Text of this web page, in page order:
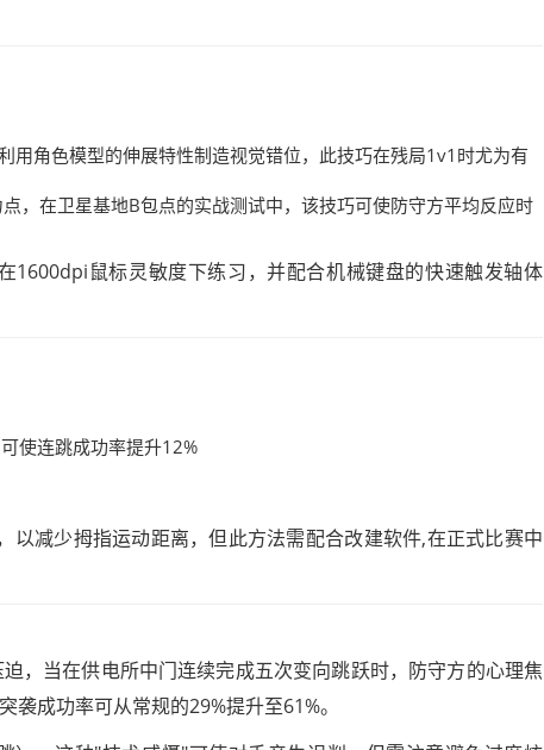
用角色模型的伸展特性制造视觉错位，此技巧在残局1v1时尤为有
，在卫星基地B包点的实战测试中，该技巧可使防守方平均反应时
1600dpi鼠标灵敏度下练习，并配合机械键盘的快速触发轴体
使连跳成功率提升12%
减少拇指运动距离，但此方法需配合改建软件,在正式比赛中
，当在供电所中门连续完成五次变向跳跃时，防守方的心理焦
成功率可从常规的29%提升至61%。